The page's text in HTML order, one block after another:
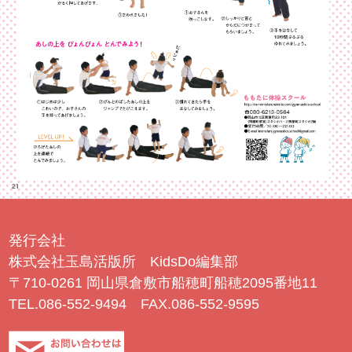
発行会社
株式会社玉島活版所 KidsDo編集部
〒710-0261 岡山県倉敷市船穂町船穂2095番地11
TEL.086-552-9494 FAX.086-552-9595